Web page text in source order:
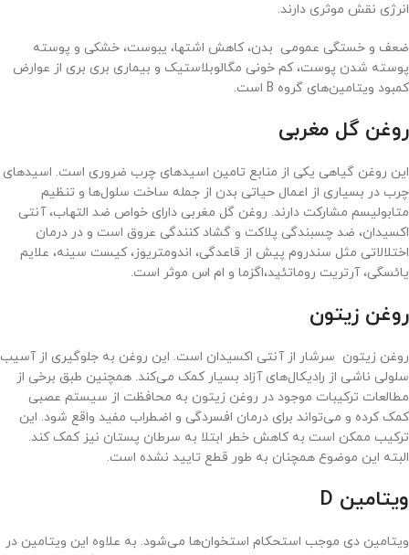
انرژی نقش موثری دارند.
ضعف و خستگی عمومی بدن، کاهش اشتها، یبوست، خشکی و پوسته
پوسته شدن پوست، کم خونی مگالوبلاستیک و بیماری بری بری از عوارض
کمبود ویتامین‌های گروه B است.
روغن گل مغربی
این روغن گیاهی یکی از منابع تامین اسیدهای چرب ضروری است. اسیدهای
چرب در بسیاری از اعمال حیاتی بدن از جمله ساخت سلول‌ها و تنظیم
متابولیسم مشارکت دارند. روغن گل مغربی دارای خواص ضد التهاب، آنتی
اکسیدان، ضد چسبندگی پلاکت و گشاد کنندگی عروق است و در درمان
اختلالاتی مثل سندروم پیش از قاعدگی، اندومتریوز، کیست سینه، علایم
یائسگی، آرتریت روماتئید،اگزما و ام اس موثر است.
روغن زیتون
روغن زیتون سرشار از آنتی اکسیدان است. این روغن به جلوگیری از آسیب
سلولی ناشی از رادیکال‌های آزاد بسیار کمک می‌کند. همچنین طبق برخی از
مطالعات ترکیبات موجود در روغن زیتون به محافظت از سیستم عصبی
کمک کرده و می‌تواند برای درمان افسردگی و اضطراب مفید واقع شود. این
ترکیب ممکن است به کاهش خطر ابتلا به سرطان پستان نیز کمک کند.
البته این موضوع همچنان به طور قطع تایید نشده است.
ویتامین D
ویتامین دی موجب استحکام استخوان‌ها می‌شود. به علاوه این ویتامین در